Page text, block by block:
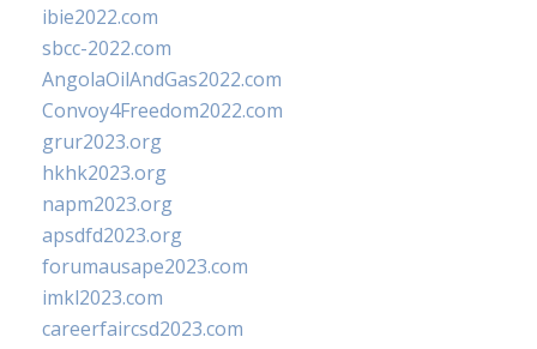
ibie2022.com
sbcc-2022.com
AngolaOilAndGas2022.com
Convoy4Freedom2022.com
grur2023.org
hkhk2023.org
napm2023.org
apsdfd2023.org
forumausape2023.com
imkl2023.com
careerfaircsd2023.com